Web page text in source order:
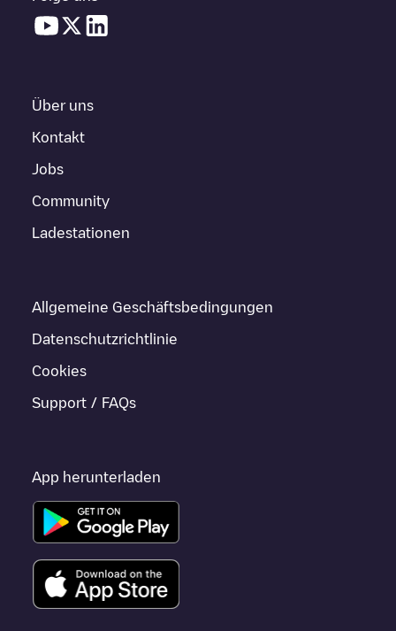
Über uns
Kontakt
Jobs
Community
Ladestationen
Allgemeine Geschäftsbedingungen
Datenschutzrichtlinie
Cookies
Support / FAQs
App herunterladen